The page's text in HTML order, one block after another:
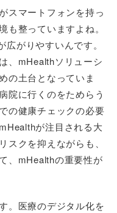
スマートフォンを持っ
も整っていますよね。
がりやすいんです。
、mHealthソリューシ
の土台となっていま
院に行くのをためらう
の健康チェックの必要
が注目される大
スクを抑えながらも、
、mHealthの重要性が
。医療のデジタル化を